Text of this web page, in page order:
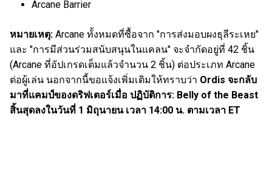
Arcane Barrier
หมายเหตุ: Arcane ทั้งหมดที่ซื้อจาก "การส่งมอบผงธุลีระเหย"
และ "การมีส่วนร่วมสนับสนุนในแคลน" จะจำกัดอยู่ที่ 42 ชิ้น
(Arcane ที่อัปเกรดเต็มแล้วจำนวน 2 ชิ้น) ต่อประเภท Arcane
ต่อผู้เล่น นอกจากนี้ขอแจ้งเพิ่มเติมให้ทราบว่า Ordis จะกลับ
มาที่แคมป์ของดริฟเตอร์เมื่อ ปฏิบัติการ: Belly of the Beast
สิ้นสุดลงในวันที่ 1 มิถุนายน เวลา 14:00 น. ตามเวลา ET